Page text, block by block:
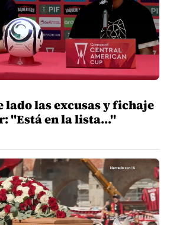
lado las excusas y fichaje
"Está en la lista..."